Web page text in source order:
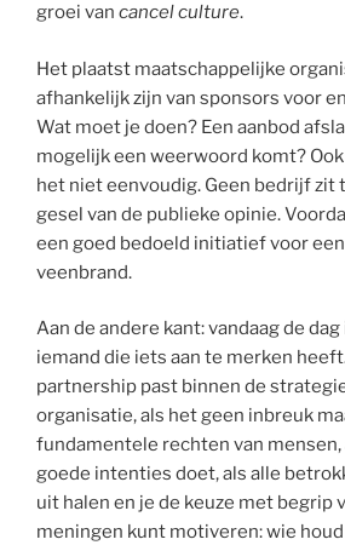
groei van cancel culture.
Het plaatst maatschappelijke
afhankelijk zijn van sponsors voor
Wat moet je doen? Een aanbod
mogelijk een weerwoord komt?
het niet eenvoudig. Geen bedrijf zit
gesel van de publieke opinie.
een goed bedoeld initiatief voor
veenbrand.
Aan de andere kant: vandaag de dag
iemand die iets aan te merken
partnership past binnen de
organisatie, als het geen inbreuk
fundamentele rechten van mensen,
goede intenties doet, als alle
uit halen en je de keuze met begrip
meningen kunt motiveren: wie